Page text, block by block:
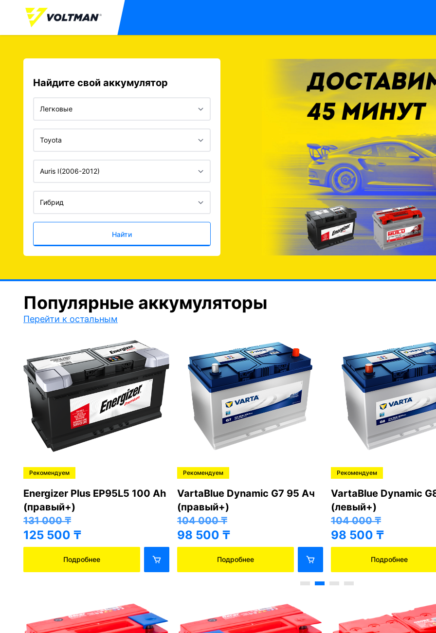
Найдите свой аккумулятор
Найти
Популярные аккумуляторы
Перейти к остальным
Рекомендуем
Energizer Plus EP95L5 100 Ah
(правый+)
131 000₸
125 500 ₸
Подробнее
Рекомендуем
VartaBlue Dynamic G7 95 Ач
(правый+)
104 000₸
98 500 ₸
Подробнее
Рекомендуем
VartaBlue Dynamic
(левый+)
104 000₸
98 500 ₸
Подробнее